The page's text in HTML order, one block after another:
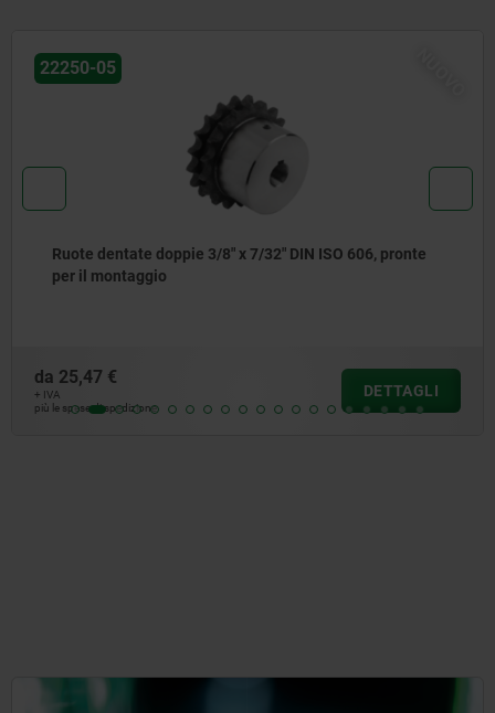
05
Ruote dentate doppie 3/8" x 7/32" DIN ISO 606, pronte
per il montaggio
25,47 €
spese di spedizione
DETTAGLI